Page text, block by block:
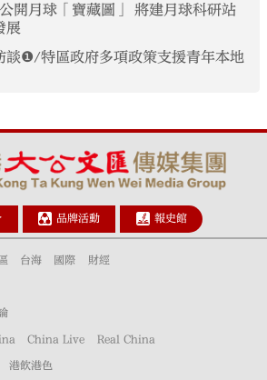
開月球「寶藏圖」 將建月球科研站
展
談❶/特區政府多項政策支援青年本地
品牌活動 報史館
台海 國際 財經
China Live Real China
港飲港色